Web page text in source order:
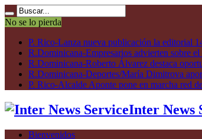
No se lo pierda
P. Rico-Lanza nueva publicación la editorial
R.Dominicana-Empresarios advierten sobre
R.Dominicana-Roberto Álvarez destaca
R.Dominicana-Deportes/María Dimitrova
P. Rico-Alcalde Aponte pone en marcha red
Inter News
Bienvenidos